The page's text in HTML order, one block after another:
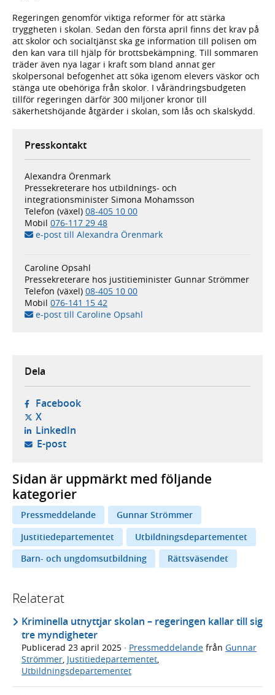
Regeringen genomför viktiga reformer för att stärka
tryggheten i skolan. Sedan den första april finns det krav på
att skolor och socialtjänst ska ge information till polisen om
den kan vara till hjälp för brottsbekämpning. Till sommaren
träder även nya lagar i kraft som bland annat ger
skolpersonal befogenhet att söka igenom elevers väskor och
stänga ute obehöriga från skolor. I vårändringsbudgeten
tillför regeringen därför 300 miljoner kronor till
säkerhetshöjande åtgärder i skolan, som lås och skalskydd.
Presskontakt
Alexandra Örenmark
Pressekreterare hos utbildnings- och
integrationsminister Simona Mohamsson
Telefon (växel) 08-405 10 00
Mobil 076-117 29 48
e-post till Alexandra Örenmark
Caroline Opsahl
Pressekreterare hos justitieminister Gunnar Strömmer
Telefon (växel) 08-405 10 00
Mobil 076-141 15 42
e-post till Caroline Opsahl
Dela
Facebook- öppnas i ny flik, extern webbplats,
X- öppnas i ny flik, extern webbplats,
LinkedIn- öppnas i ny flik, extern webbplats,
E-post- öppnar din e-postklient,
Sidan är uppmärkt med följande
kategorier
Pressmeddelande
Gunnar Strömmer
Justitiedepartementet
Utbildningsdepartementet
Barn- och ungdomsutbildning
Rättsväsendet
Relaterat
Kriminella utnyttjar skolan – regeringen kallar till sig
tre myndigheter
Publicerad 23 april 2025 · Pressmeddelande från Gunnar
Strömmer, Justitiedepartementet,
Utbildningsdepartementet